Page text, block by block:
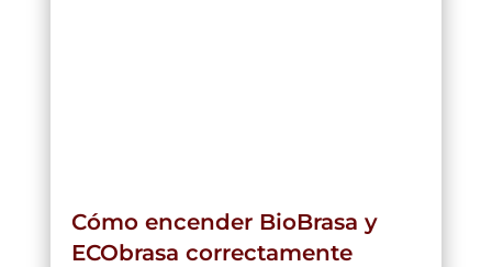
Cómo encender BioBrasa y
ECObrasa correctamente